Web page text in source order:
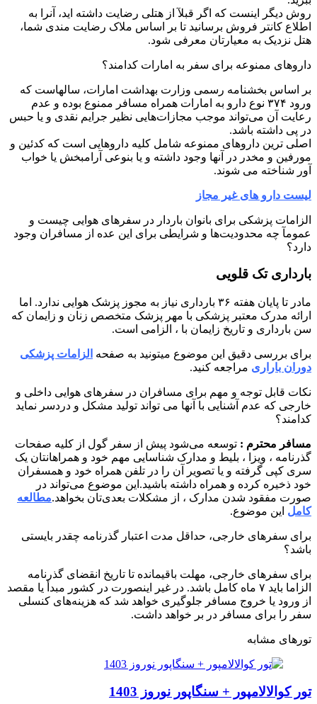
روش دیگر اینست که اگر قبلآ از هتلی رضایت داشته اید، آنرا به
اطلاع کانتر فروش برسانید تا بر اساس ملاک رضایت مندی شما،
هتل نزدیک به معیارتان معرفی شود.
داروهای ممنوعه برای سفر به امارات کدامند؟
بر اساس بخشنامه رسمی وزارت بهداشت امارات، سالهاست که
ورود ۳۷۴ نوع دارو به امارات همراه مسافر ممنوع بوده و عدم
رعایت آن می‌تواند موجب مجازات‌هایی نظیر جرایم نقدی و یا حبس
در پی داشته باشد.
اصلی ترین داروهای ممنوعه شامل کلیه داروهایی است که کدئین و
مورفین و مخدر در آنها وجود داشته و یا بنوعی آرامبخش یا خواب
آور شناخته می شوند.
لیست دارو های غیر مجاز
الزامات پزشکی برای بانوان باردار در سفرهای هوایی چیست و
عمومآ چه محدودیت‌ها و شرایطی برای این عده از مسافران وجود
دارد؟
بارداری تک قلویی
مادر تا پایان هفته ۳۶ بارداری نیاز به مجوز پزشک هوایی ندارد. اما
ارائه مدرک معتبر پزشکی با مهر پزشک متخصص زنان و زایمان که
سن بارداری و تاریخ زایمان با ، الزامی است.
برای بررسی دقیق این موضوع میتونید به صفحه الزامات پزشکی
دوران باراری مراجعه کنید.
نکات قابل توجه و مهم برای مسافران در سفرهای هوایی داخلی و
خارجی که عدم آشنایی با آنها می تواند تولید مشکل و دردسر نماید
کدامند؟
مسافر محترم : توسعه می‌شود پیش از سفر گول از کلیه صفحات
گذرنامه ، ویزا ، بلیط و مدارک شناسایی مهم خود و همراهانتان یک
سری کپی گرفته و یا تصویر آن را در تلفن همراه خود و همسفران
خود ذخیره کرده و همراه داشته باشید.این موضوع می‌تواند در
صورت مفقود شدن مدارک ، از مشکلات بعدی‌تان بخواهد.مطالعه
کامل این موضوع.
برای سفرهای خارجی، حداقل مدت اعتبار گذرنامه چقدر بایستی
باشد؟
برای سفرهای خارجی، مهلت باقیمانده تا تاریخ انقضای گذرنامه
الزاما باید ۷ ماه کامل باشد. در غیر اینصورت در کشور مبدأ یا مقصد
از ورود یا خروج مسافر جلوگیری خواهد شد که هزینه‌های کنسلی
سفر را برای مسافر در بر خواهد داشت.
تورهای مشابه
تور کوالالامپور + سنگاپور نوروز 1403